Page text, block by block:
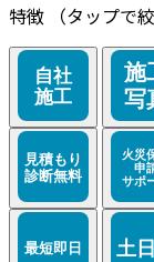
特徴
（タップで